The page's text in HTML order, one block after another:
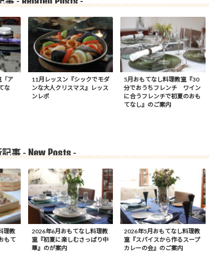
「ア
な
11月レッスン『シックでモダ
ンな大人クリスマス』レッス
ンレポ
5月おもてなし料理教室『30
分でおうちフレンチ ワイン
に合うフレンチで初夏のおも
てなし』のご案内
事 -New Posts-
理教
もて
2026年6月おもてなし料理教
室『初夏に楽しむさっぱり中
華』のが案内
2026年5月おもてなし料理教
室『スパイスから作るスープ
カレーの会』のご案内